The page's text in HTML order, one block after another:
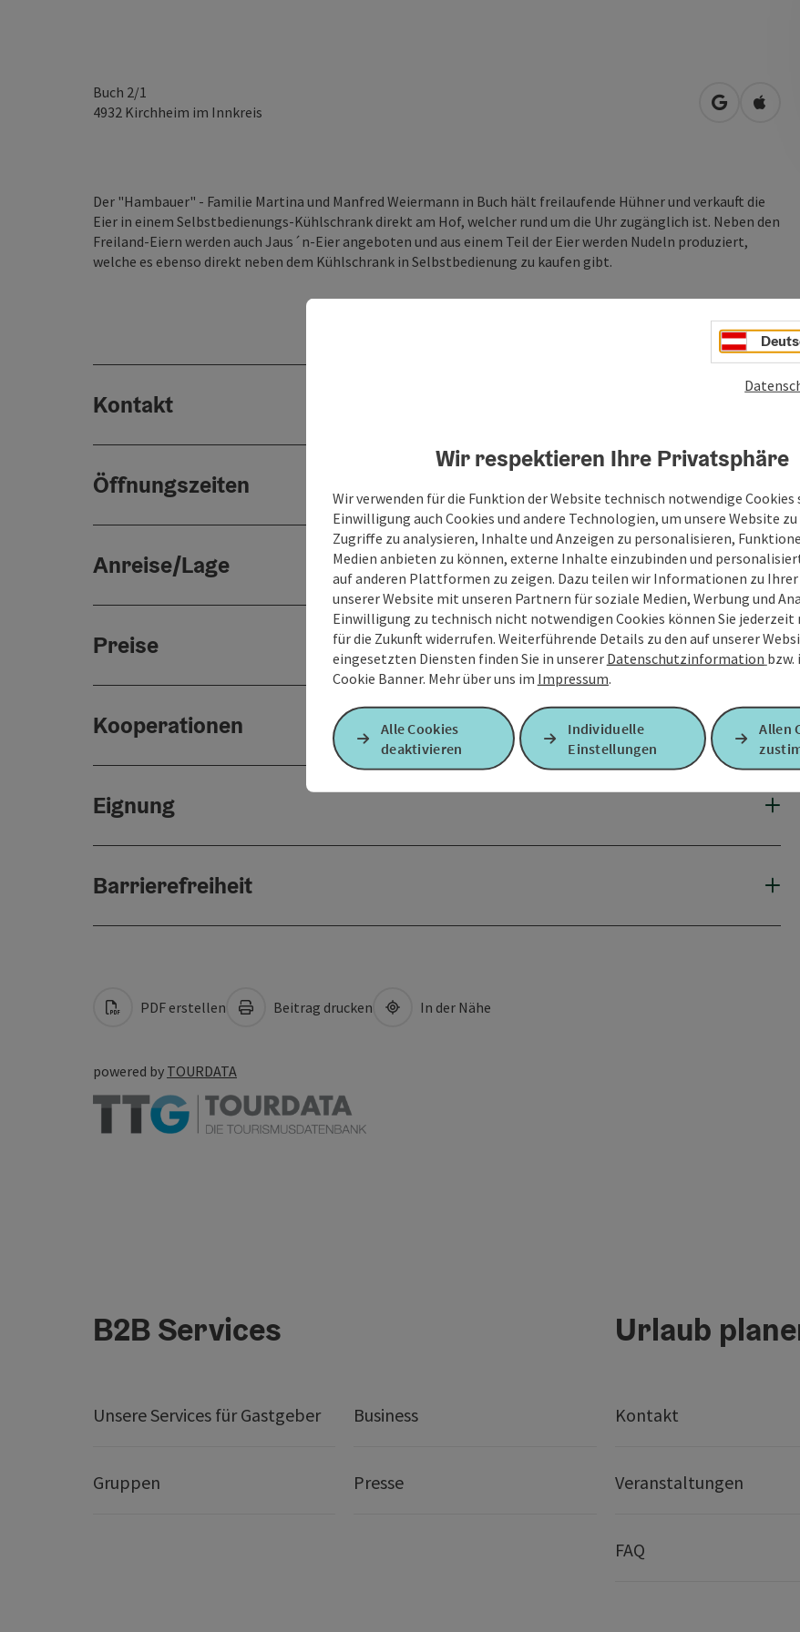
Buch 2/1
4932 Kirchheim im Innkreis in Google
in
Der "Hambauer" - Familie Martina und Manfred Weiermann in Buch hält freilaufende Hühner und verkauft die
Eier in einem Selbstbedienungs-Kühlschrank direkt am Hof, welcher rund um die Uhr zugänglich ist. Neben den
Freiland-Eiern werden auch Jaus´n-Eier angeboten und aus einem Teil der Eier werden Nudeln produziert,
welche es ebenso direkt neben dem Kühlschrank in Selbstbedienung zu kaufen gibt.
Kontakt
Öffnungszeiten
Anreise/Lage
Preise
Kooperationen
Eignung
Barrierefreiheit
PDF erstellen Beitrag drucken In der Nähe
powered by TOURDATA
B2B Services
Unsere Services für Gastgeber Business
Gruppen Presse
Urlaub
Kontakt
Veranstaltungen
FAQ
Wir respektieren Ihre Privatsphäre
Wir verwenden für die Funktion der Website technisch notwendige
Einwilligung auch Cookies und andere Technologien, um unsere Website
Zugriffe zu analysieren, Inhalte und Anzeigen zu personalisieren,
Medien anbieten zu können, externe Inhalte einzubinden und
auf anderen Plattformen zu zeigen. Dazu teilen wir Informationen zu Ihrer
unserer Website mit unseren Partnern für soziale Medien, Werbung und
Einwilligung zu technisch nicht notwendigen Cookies können Sie jederzeit
für die Zukunft widerrufen. Weiterführende Details zu den auf unserer
eingesetzten Diensten finden Sie in unserer Datenschutzinformation bzw.
Cookie Banner. Mehr über uns im Impressum.
Alle Cookies
deaktivieren
Individuelle
Einstellungen
Allen